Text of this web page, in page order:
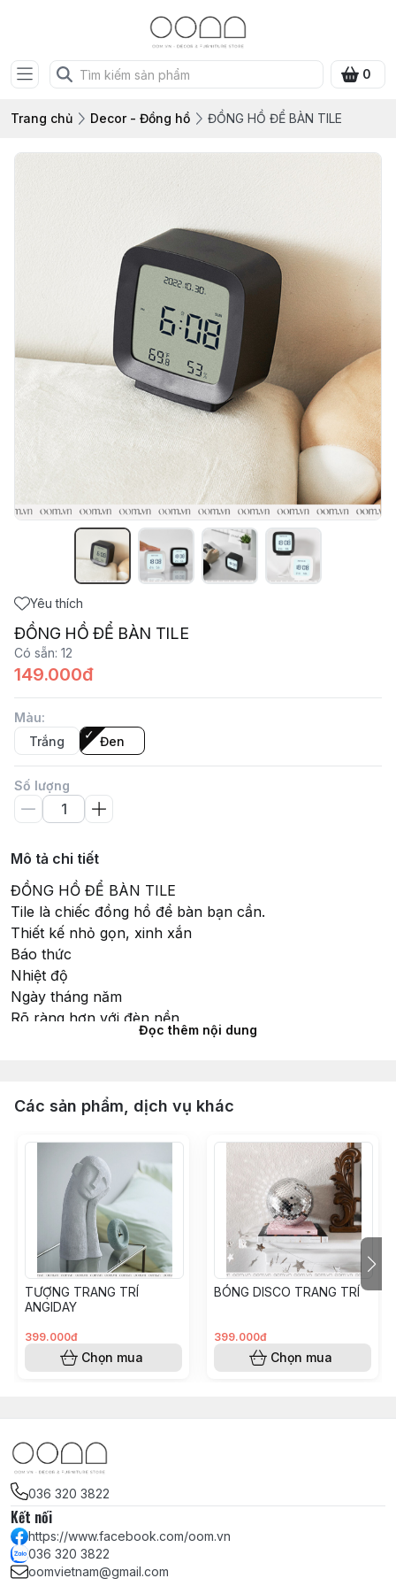
0
Trang chủ Decor - Đồng hồ ĐỒNG HỒ ĐỂ BÀN TILE
Yêu thích
ĐỒNG HỒ ĐỂ BÀN TILE
Có sẵn: 12
149.000đ
Màu:
Trắng
Đen
Số lượng
Mô tả chi tiết
ĐỒNG HỒ ĐỂ BÀN TILE
Tile là chiếc đồng hồ để bàn bạn cần.
Thiết kế nhỏ gọn, xinh xắn
Báo thức
Nhiệt độ
Ngày tháng năm
Rõ ràng hơn với đèn nền
Có sẵn hai màu Trắng và Đen
Kích thước: 8cm x 8cm
Oom.vn - Saigon Furniture & Decor Store
Hotline: 0363 203 822
#clock #dongho #donghodeban #quatang #minimal
#toigian #decor #phongngu
Đọc thêm nội dung
Các sản phẩm, dịch vụ khác
TƯỢNG TRANG TRÍ
ANGIDAY
399.000đ
Chọn mua
BÓNG DISCO TRANG TRÍ
399.000đ
Chọn mua
036 320 3822
Kết nối
https://www.facebook.com/oom.vn
036 320 3822
oomvietnam@gmail.com